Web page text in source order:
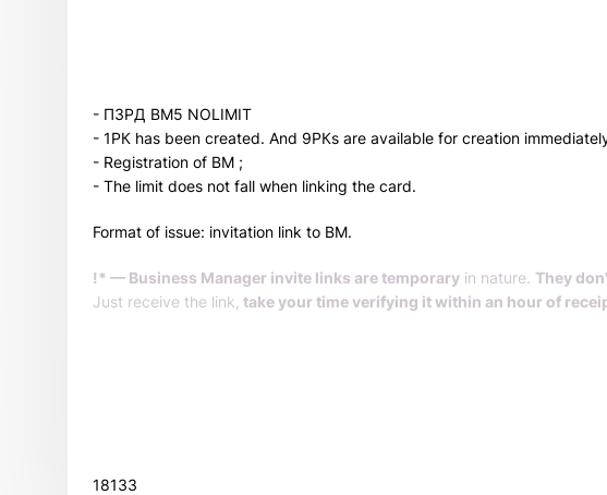
- ПЗРД BM5 NOLIMIT
- 1РК has been created. And 9РКs are available for creation
- Registration of BM ;
- The limit does not fall when linking the card.
Format of issue: invitation link to BM.
!* — Business Manager invite links are temporary in nature. They
Just receive the link, take your time verifying it within an hour of
18133